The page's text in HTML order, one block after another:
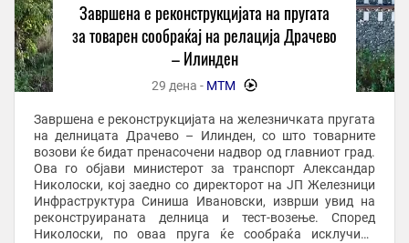
Завршена е реконструкцијата на пругата
за товарен сообраќај на релација Драчево
– Илинден
29 дена - МТМ -
Завршена е реконструкцијата на железничката пругата
на делницата Драчево – Илинден, со што товарните
возови ќе бидат пренасочени надвор од главниот град.
Ова го објави министерот за транспорт Александар
Николоски, кој заедно со директорот на ЈП Железници
Инфраструктура Синиша Ивановски, изврши увид на
реконструираната делница и тест-возење. Според
Николоски, по оваа пруга ќе сообраќа исклучиво